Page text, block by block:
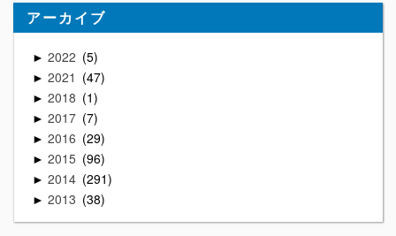
アーカイブ
► 2022 5
► 2021 47
► 2018 1
► 2017 7
► 2016 29
► 2015 96
► 2014 291
► 2013 38